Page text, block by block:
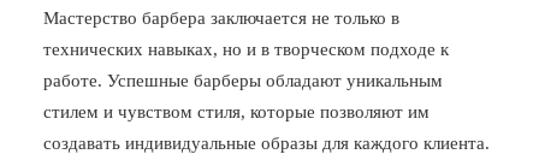
Мастерство барбера заключается не только в
технических навыках, но и в творческом подходе к
работе. Успешные барберы обладают уникальным
стилем и чувством стиля, которые позволяют им
создавать индивидуальные образы для каждого клиента.